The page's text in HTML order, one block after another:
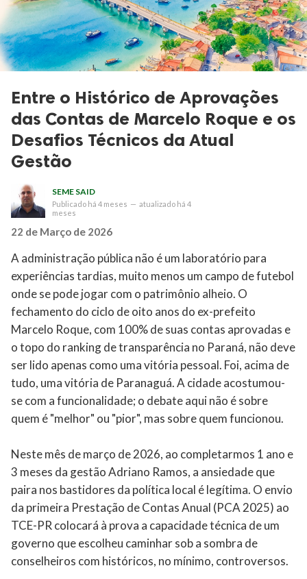
Entre o Histórico de Aprovações
das Contas de Marcelo Roque e os
Desafios Técnicos da Atual
Gestão
SEME SAID
Publicado há 4 meses — atualizado há 4
meses
22 de Março de 2026
A administração pública não é um laboratório para
experiências tardias, muito menos um campo de futebol
onde se pode jogar com o patrimônio alheio. O
fechamento do ciclo de oito anos do ex-prefeito
Marcelo Roque, com 100% de suas contas aprovadas e
o topo do ranking de transparência no Paraná, não deve
ser lido apenas como uma vitória pessoal. Foi, acima de
tudo, uma vitória de Paranaguá. A cidade acostumou-
se com a funcionalidade; o debate aqui não é sobre
quem é "melhor" ou "pior", mas sobre quem funcionou.
Neste mês de março de 2026, ao completarmos 1 ano e
3 meses da gestão Adriano Ramos, a ansiedade que
paira nos bastidores da política local é legítima. O envio
da primeira Prestação de Contas Anual (PCA 2025) ao
TCE-PR colocará à prova a capacidade técnica de um
governo que escolheu caminhar sob a sombra de
conselheiros com históricos, no mínimo, controversos.